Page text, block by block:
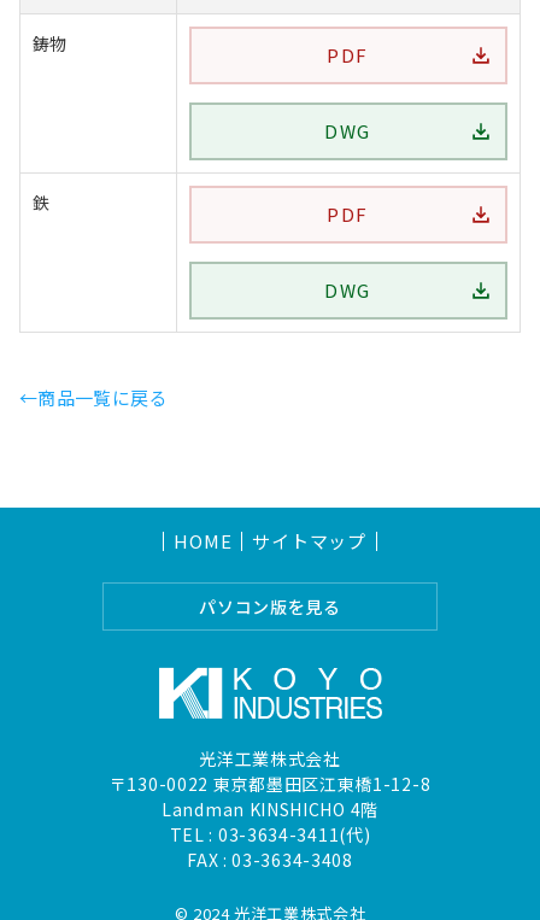
鋳物 PDF
DWG
鉄 PDF
DWG
←商品一覧に戻る
HOME サイトマップ
パソコン版を見る
光洋工業株式会社
〒130-0022 東京都墨田区江東橋1-12-8
Landman KINSHICHO 4階
TEL : 03-3634-3411(代)
FAX : 03-3634-3408
© 2024 光洋工業株式会社